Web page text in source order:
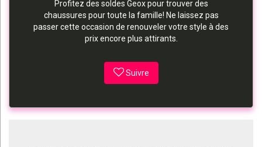
Profitez des soldes Geox pour trouver des
chaussures pour toute la famille! Ne laissez pas
passer cette occasion de renouveler votre style à des
prix encore plus attirants.
Suivre